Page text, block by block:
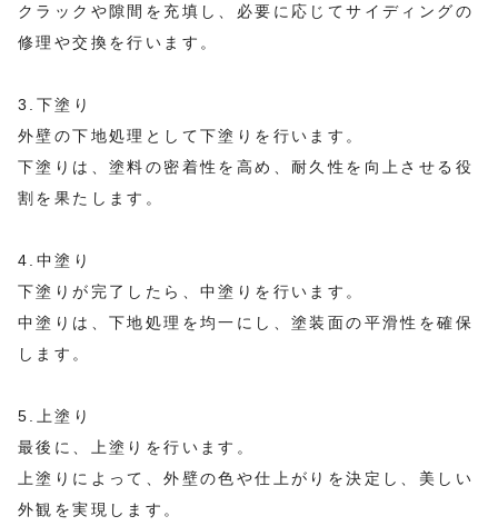
クラックや隙間を充填し、必要に応じてサイディングの
修理や交換を行います。
3.下塗り
外壁の下地処理として下塗りを行います。
下塗りは、塗料の密着性を高め、耐久性を向上させる役
割を果たします。
4.中塗り
下塗りが完了したら、中塗りを行います。
中塗りは、下地処理を均一にし、塗装面の平滑性を確保
します。
5.上塗り
最後に、上塗りを行います。
上塗りによって、外壁の色や仕上がりを決定し、美しい
外観を実現します。